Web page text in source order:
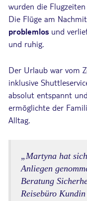
wurden die
Die Flüge am
problemlos und
und ruhig.
Der Urlaub war vom
inklusive
absolut entspannt
ermöglichte der
Alltag.
„Martyna hat
Anliegen
Beratung
Reisebüro